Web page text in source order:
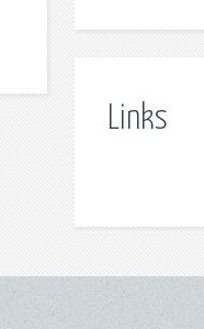
Links